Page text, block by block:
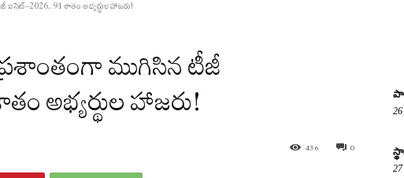
ఐసెట్-2026.. 91 శాతం అభ్యర్థుల హాజరు!
ముగిసిన టీజీ
అభ్యర్థుల హాజరు!
0
436
26
27